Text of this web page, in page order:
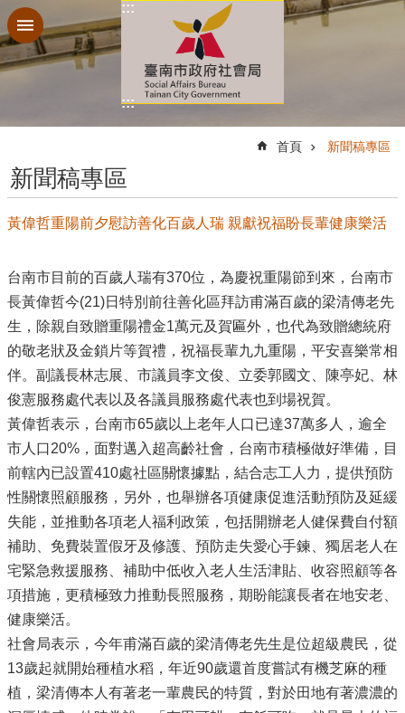
跳到主要內容區塊
:::
:::
首頁 新聞稿專區
新聞稿專區
黃偉哲重陽前夕慰訪善化百歲人瑞 親獻祝福盼長輩健康樂活
台南市目前的百歲人瑞有370位，為慶祝重陽節到來，台南市
長黃偉哲今(21)日特別前往善化區拜訪甫滿百歲的梁清傳老先
生，除親自致贈重陽禮金1萬元及賀匾外，也代為致贈總統府
的敬老狀及金鎖片等賀禮，祝福長輩九九重陽，平安喜樂常相
伴。副議長林志展、市議員李文俊、立委郭國文、陳亭妃、林
俊憲服務處代表以及各議員服務處代表也到場祝賀。
黃偉哲表示，台南市65歲以上老年人口已達37萬多人，逾全
市人口20%，面對邁入超高齡社會，台南市積極做好準備，目
前轄內已設置410處社區關懷據點，結合志工人力，提供預防
性關懷照顧服務，另外，也舉辦各項健康促進活動預防及延緩
失能，並推動各項老人福利政策，包括開辦老人健保費自付額
補助、免費裝置假牙及修護、預防走失愛心手鍊、獨居老人在
宅緊急救援服務、補助中低收入老人生活津貼、收容照顧等各
項措施，更積極致力推動長照服務，期盼能讓長者在地安老、
健康樂活。
社會局表示，今年甫滿百歲的梁清傳老先生是位超級農民，從
13歲起就開始種植水稻，年近90歲還首度嘗試有機芝麻的種
植，梁清傳本人有著老一輩農民的特質，對於田地有著濃濃的